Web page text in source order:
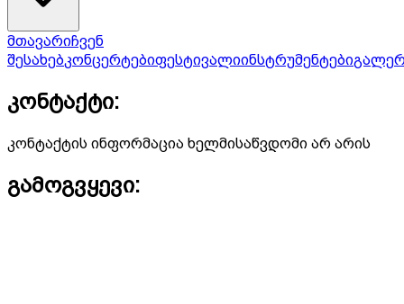
მთავარიჩვენ
შესახებკონცერტებიფესტივალიინსტრუმენტები
კონტაქტი:
კონტაქტის ინფორმაცია ხელმისაწვდომი არ არის
გამოგვყევი: